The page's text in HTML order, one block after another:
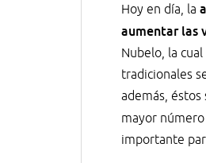
Hoy en día, la
aumentar las
Nubelo, la
tradicionales
además,
mayor
importante